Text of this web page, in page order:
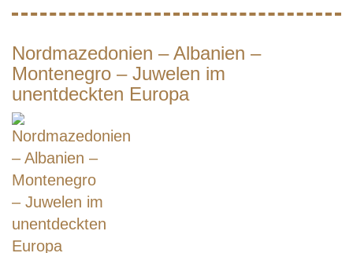
Nordmazedonien – Albanien –
Montenegro – Juwelen im
unentdeckten Europa